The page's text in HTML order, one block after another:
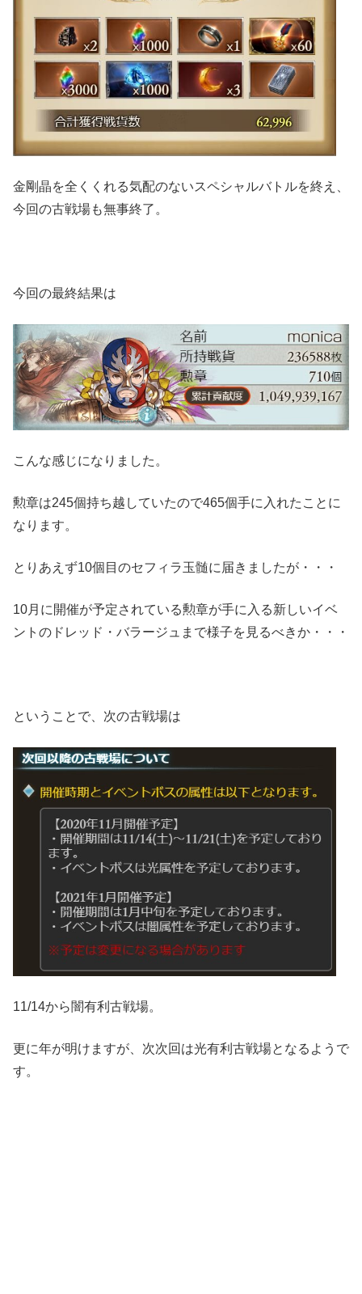
金剛晶を全くくれる気配のないスペシャルバトルを終え、
今回の古戦場も無事終了。
今回の最終結果は
こんな感じになりました。
勲章は245個持ち越していたので465個手に入れたことに
なります。
とりあえず10個目のセフィラ玉髄に届きましたが・・・
10月に開催が予定されている勲章が手に入る新しいイベ
ントのドレッド・バラージュまで様子を見るべきか・・・
ということで、次の古戦場は
11/14から闇有利古戦場。
更に年が明けますが、次次回は光有利古戦場となるようで
す。